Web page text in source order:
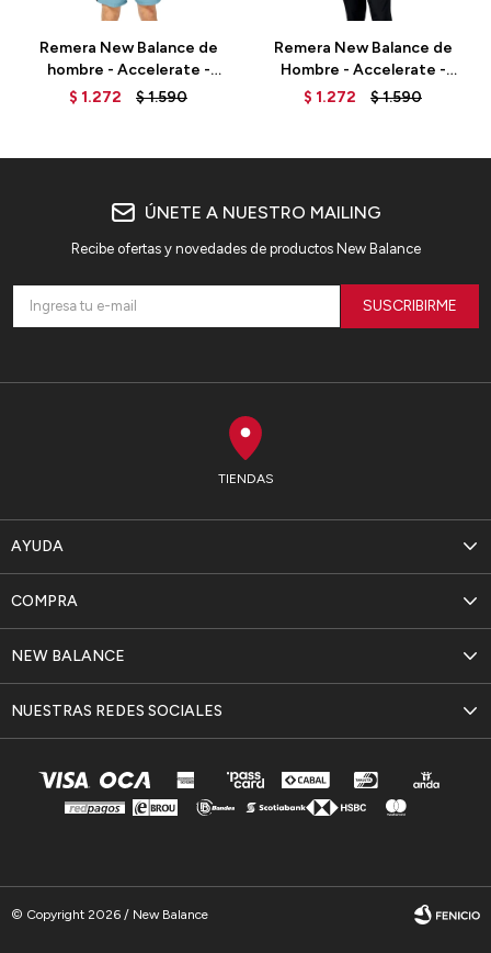
Remera New Balance de
hombre - Accelerate -
MT23222THN - GREY
$ 1.272 $1.590
Remera New Balance de
Hombre - Accelerate -
MT23222MIB - BLUE
$ 1.272 $1.590
TIENDAS
AYUDA
NEW BALANCE
COMPRA
NUESTRAS REDES SOCIALES
ÚNETE A NUESTRO MAILING
Recibe ofertas y novedades de productos New Balance
SUSCRIBIRME
© Copyright 2026 / New Balance